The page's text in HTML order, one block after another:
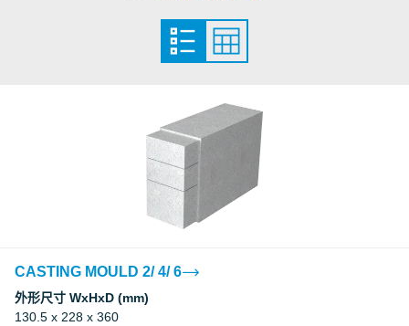
CASTING MOULD 2/ 4/ 6
外形尺寸 WxHxD (mm)
130.5 x 228 x 360